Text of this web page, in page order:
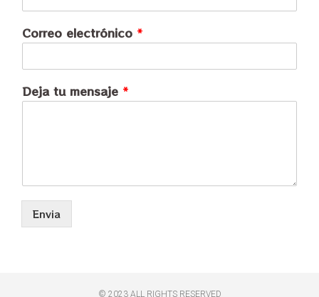
Correo electrónico *
Deja tu mensaje *
Envia
© 2023 ALL RIGHTS RESERVED​